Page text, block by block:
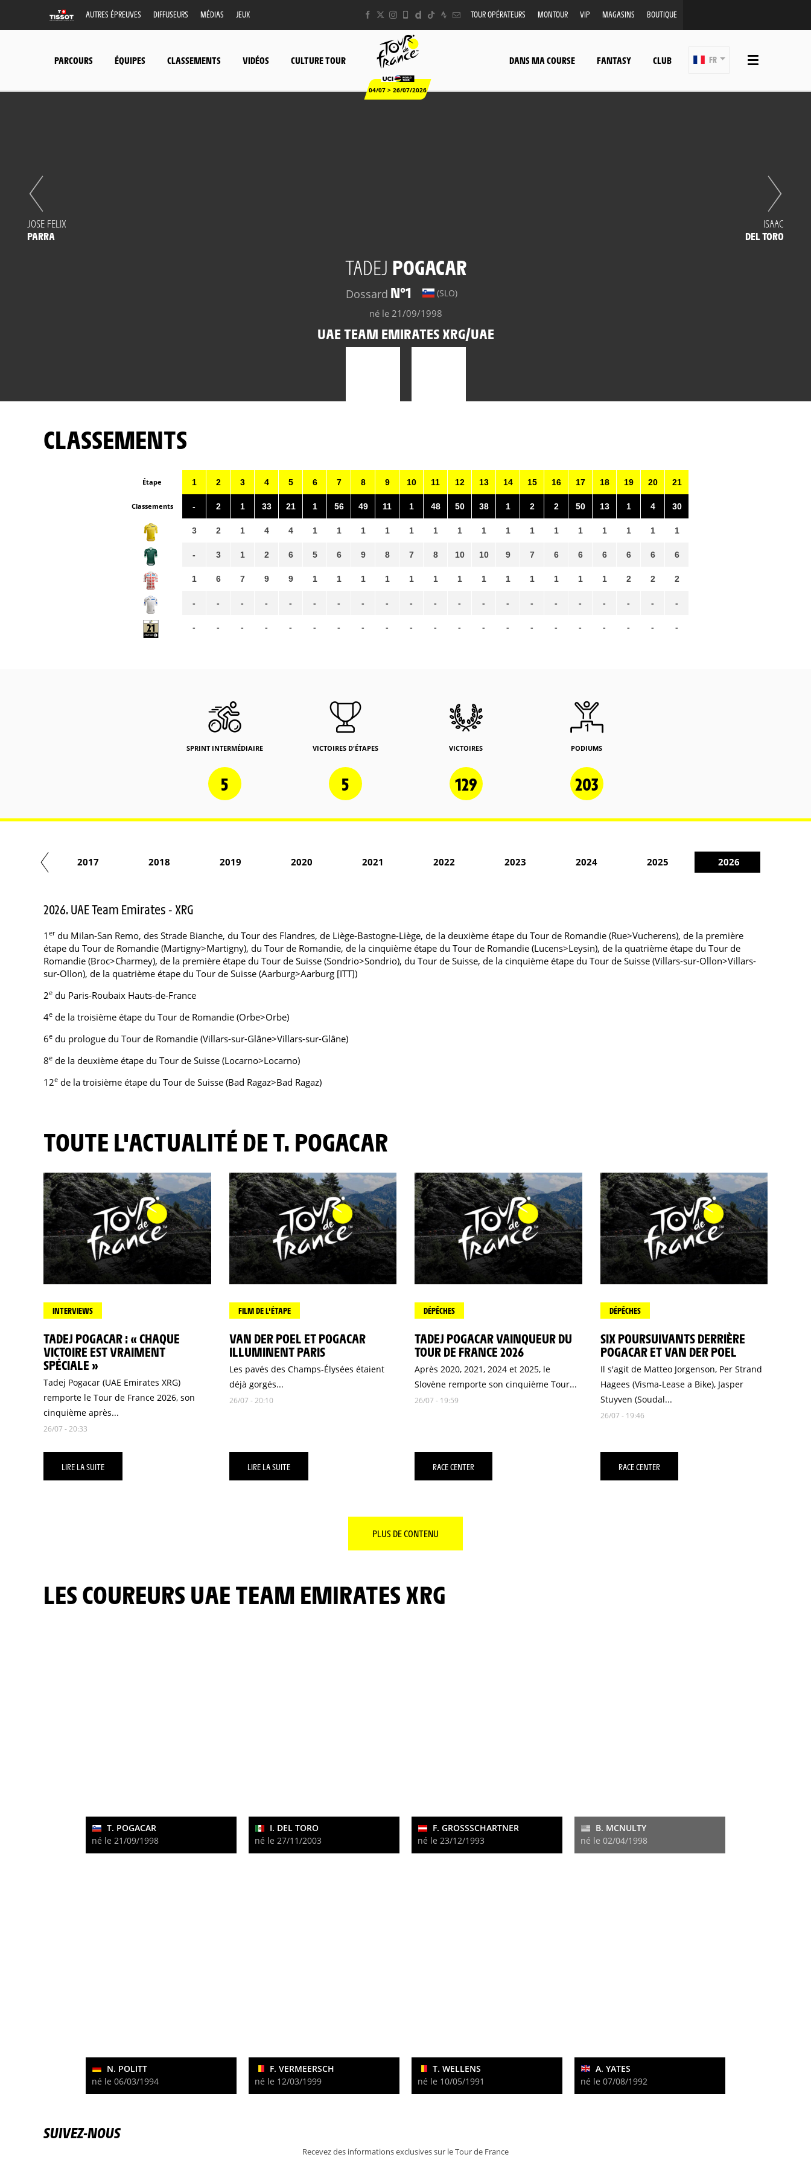
AUTRES ÉPREUVES DIFFUSEURS MÉDIAS JEUX TOUR OPÉRATEURS MONTOUR VIP MAGASINS BOUTIQUE
PARCOURS ÉQUIPES CLASSEMENTS VIDÉOS CULTURE TOUR
04/07 > 26/07/2026
DANS MA COURSE FANTASY CLUB FR
TADEJ POGACAR
Dossard N°1 (SLO)
né le 21/09/1998
UAE TEAM EMIRATES XRG/UAE
JOSE FELIX
PARRA
ISAAC
DEL TORO
CLASSEMENTS
Étape
Classements
1
-
3
-
1
-
-
2
2
2
3
6
-
-
3
1
1
1
7
-
-
4
33
4
2
9
-
-
5
21
4
6
9
-
-
6
1
1
5
1
-
-
7
56
1
6
1
-
-
8
49
1
9
1
-
-
9
11
1
8
1
-
-
10
1
1
7
1
-
-
11
48
1
8
1
-
-
12
50
1
10
1
-
-
13
38
1
10
1
-
-
14
1
1
9
1
-
-
15
2
1
7
1
-
-
16
2
1
6
1
-
-
17
50
1
6
1
-
-
18
13
1
6
1
-
-
19
1
1
6
2
-
-
20
4
1
6
2
-
-
21
30
1
6
2
-
-
SPRINT INTERMÉDIAIRE
5
VICTOIRES D'ÉTAPES
5
VICTOIRES
129
PODIUMS
203
2017 2018 2019 2020 2021 2022 2023 2024 2025 2026
2026. UAE Team Emirates - XRG
1 erdu Milan-San Remo, des Strade Bianche, du Tour des Flandres, de Liège-Bastogne-Liège, de la deuxième étape du Tour de Romandie (Rue>Vucherens), de la première
étape du Tour de Romandie (Martigny>Martigny), du Tour de Romandie, de la cinquième étape du Tour de Romandie (Lucens>Leysin), de la quatrième étape du Tour de
Romandie (Broc>Charmey), de la première étape du Tour de Suisse (Sondrio>Sondrio), du Tour de Suisse, de la cinquième étape du Tour de Suisse (Villars-sur-Ollon>Villars-
sur-Ollon), de la quatrième étape du Tour de Suisse (Aarburg>Aarburg [ITT])
2e du Paris-Roubaix Hauts-de-France
4e de la troisième étape du Tour de Romandie (Orbe>Orbe)
6e du prologue du Tour de Romandie (Villars-sur-Glâne>Villars-sur-Glâne)
8e de la deuxième étape du Tour de Suisse (Locarno>Locarno)
12e de la troisième étape du Tour de Suisse (Bad Ragaz>Bad Ragaz)
TOUTE L'ACTUALITÉ DE T. POGACAR
INTERVIEWS
TADEJ POGACAR : « CHAQUE
VICTOIRE EST VRAIMENT
SPÉCIALE »
Tadej Pogacar (UAE Emirates XRG)
remporte le Tour de France 2026, son
cinquième après...
26/07 - 20:33
LIRE LA SUITE
FILM DE L'ÉTAPE
VAN DER POEL ET POGACAR
ILLUMINENT PARIS
Les pavés des Champs-Élysées étaient
déjà gorgés...
26/07 - 20:10
LIRE LA SUITE
DÉPÊCHES
TADEJ POGACAR VAINQUEUR DU
TOUR DE FRANCE 2026
Après 2020, 2021, 2024 et 2025, le
Slovène remporte son cinquième Tour...
26/07 - 19:59
RACE CENTER
DÉPÊCHES
SIX POURSUIVANTS DERRIÈRE
POGACAR ET VAN DER POEL
Il s'agit de Matteo Jorgenson, Per Strand
Hagees (Visma-Lease a Bike), Jasper
Stuyven (Soudal...
26/07 - 19:46
RACE CENTER
PLUS DE CONTENU
LES COUREURS UAE TEAM EMIRATES XRG
T. POGACAR
né le 21/09/1998
I. DEL TORO
né le 27/11/2003
F. GROSSSCHARTNER
né le 23/12/1993
B. MCNULTY
né le 02/04/1998
N. POLITT
né le 06/03/1994
F. VERMEERSCH
né le 12/03/1999
T. WELLENS
né le 10/05/1991
A. YATES
né le 07/08/1992
SUIVEZ-NOUS
Recevez des informations exclusives sur le Tour de France